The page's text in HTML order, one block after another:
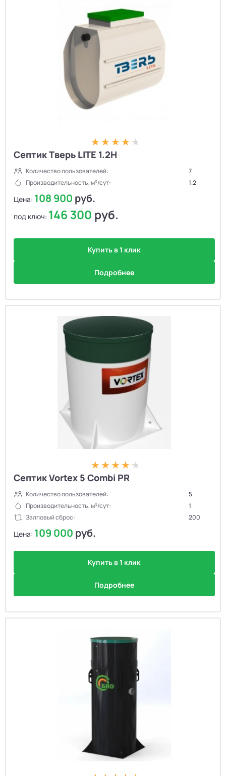
Септик Тверь LITE 1.2H
Количество пользователей:
7
Производительность, м³/сут:
1.2
Цена: 108 900 руб.
под ключ: 146 300 руб.
Купить в 1 клик
Подробнее
Септик Vortex 5 Combi PR
Количество пользователей:
5
Производительность, м³/сут:
1
Залповый сброс:
200
Цена: 109 000 руб.
Купить в 1 клик
Подробнее